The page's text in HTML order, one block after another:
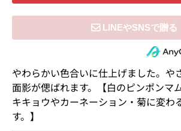
住所を知らない相手にeギフ
やわらかい色合いに仕上げました。や
面影が偲ばれます。【白のピンポンマ
キキョウやカーネーション・菊に変わ
す。】